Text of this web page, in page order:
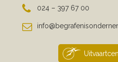
024 – 397 67 00